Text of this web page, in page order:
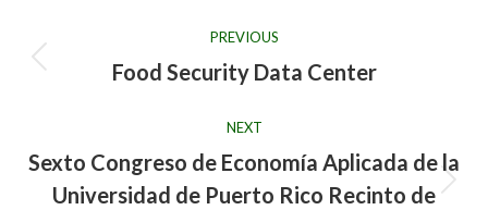
navigation
PREVIOUS
Previous
Food Security Data Center
NEXT
Next
Sexto Congreso de Economía Aplicada de la
Universidad de Puerto Rico Recinto de